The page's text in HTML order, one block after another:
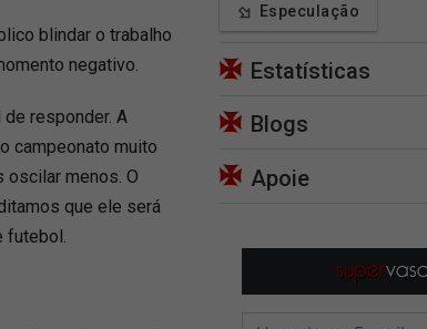
blindar o trabalho
negativo.
responder. A
campeonato muito
oscilar menos. O
que ele será
futebol.
Especulação
Estatísticas
Blogs
Apoie